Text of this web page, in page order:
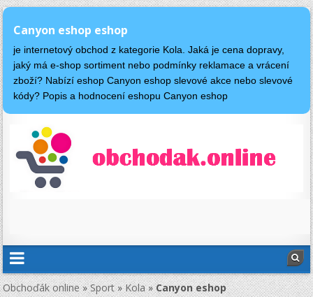
Canyon eshop eshop
je internetový obchod z kategorie Kola. Jaká je cena dopravy,
jaký má e-shop sortiment nebo podmínky reklamace a vrácení
zboží? Nabízí eshop Canyon eshop slevové akce nebo slevové
kódy? Popis a hodnocení eshopu Canyon eshop
Obchoďák online»Sport»Kola»Canyon eshop